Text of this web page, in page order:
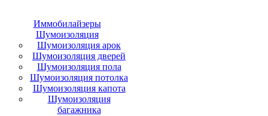
Иммобилайзеры
Шумоизоляция
Шумоизоляция арок
Шумоизоляция дверей
Шумоизоляция пола
Шумоизоляция потолка
Шумоизоляция капота
Шумоизоляция
багажника